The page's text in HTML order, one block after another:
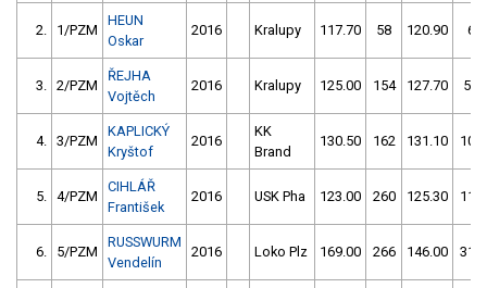
2. 1/PZM
HEUN
Oskar
2016 Kralupy 117.70 58 120.90 6
3. 2/PZM
ŘEJHA
Vojtěch
2016 Kralupy 125.00 154 127.70 56
4. 3/PZM
KAPLICKÝ
Kryštof
2016
KK
Brand
130.50 162 131.10 104
5. 4/PZM
CIHLÁŘ
František
2016 USK Pha 123.00 260 125.30 114
6. 5/PZM
RUSSWURM
Vendelín
2016 Loko Plz 169.00 266 146.00 316